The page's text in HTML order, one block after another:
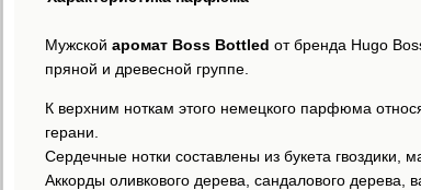
Мужской аромат Boss Bottled от бренда Hugo
пряной и древесной группе.
К верхним ноткам этого немецкого парфюма
герани.
Сердечные нотки составлены из букета гвоздики,
Аккорды оливкового дерева, сандалового